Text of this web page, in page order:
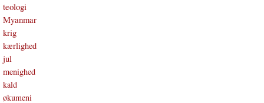
teologi
Myanmar
krig
kærlighed
jul
menighed
kald
økumeni